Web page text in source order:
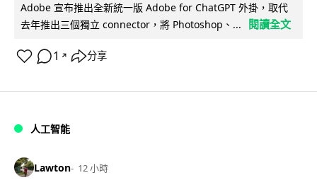
Adobe 宣布推出全新統一版 Adobe for ChatGPT 外掛，取代
去年推出三個獨立 connector，將 Photoshop、...
閱讀全文
1 ↗ 分享
人工智能
Lawton 12 小時